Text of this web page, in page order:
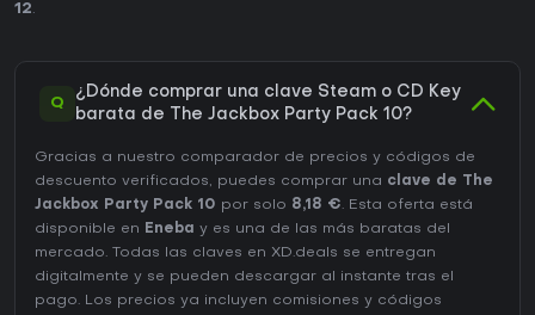
12.
Q
¿Dónde comprar una clave Steam o CD Key
barata de The Jackbox Party Pack 10?
Gracias a nuestro comparador de precios y códigos de
descuento verificados, puedes comprar una clave de The
Jackbox Party Pack 10 por solo 8,18 €. Esta oferta está
disponible en Eneba y es una de las más baratas del
mercado. Todas las claves en XD.deals se entregan
digitalmente y se pueden descargar al instante tras el
pago. Los precios ya incluyen comisiones y códigos